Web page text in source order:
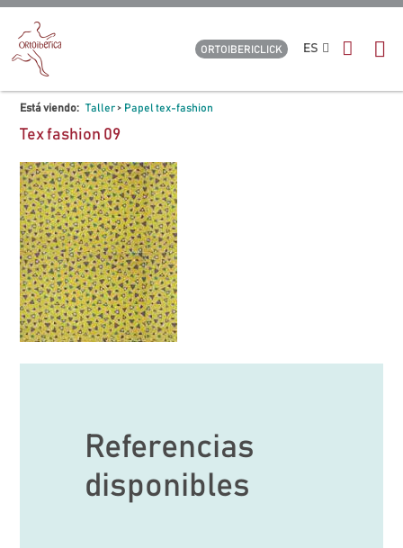
ORTOIBERICLICK ES
Está viendo: Taller> Papel tex-fashion
Tex fashion 09
Referencias
disponibles